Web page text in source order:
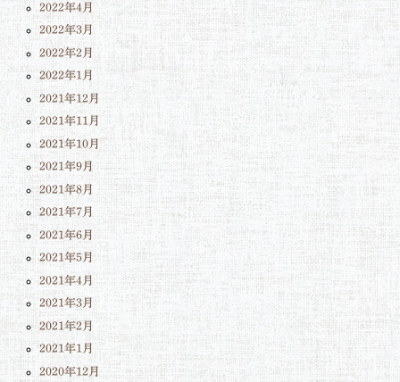
2022年4月
2022年3月
2022年2月
2022年1月
2021年12月
2021年11月
2021年10月
2021年9月
2021年8月
2021年7月
2021年6月
2021年5月
2021年4月
2021年3月
2021年2月
2021年1月
2020年12月